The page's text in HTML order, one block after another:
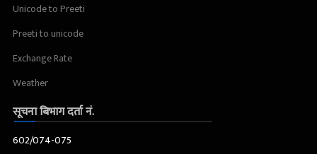
Unicode to Preeti
Preeti to unicode
Exchange Rate
Weather
सूचना बिभाग दर्ता नं.
602/074-075